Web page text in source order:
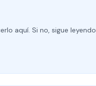
aquí. Si no, sigue leyendo.